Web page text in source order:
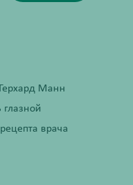
Манн
глазной
врача